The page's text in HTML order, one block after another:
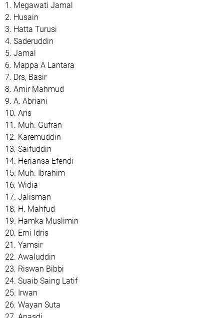
1. Megawati Jamal
2. Husain
3. Hatta Turusi
4. Saderuddin
5. Jamal
6. Mappa A Lantara
7. Drs, Basir
8. Amir Mahmud
9. A. Abriani
10. Aris
11. Muh. Gufran
12. Karemuddin
13. Saifuddin
14. Heriansa Efendi
15. Muh. Ibrahim
16. Widia
17. Jalisman
18. H. Mahfud
19. Hamka Muslimin
20. Erni Idris
21. Yamsir
22. Awaluddin
23. Riswan Bibbi
24. Suaib Saing Latif
25. Irwan
26. Wayan Suta